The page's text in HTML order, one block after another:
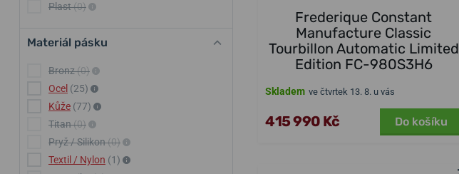
Plast(0)
Materiál pásku
Bronz(0)
Ocel (25)
Kůže (77)
Titan(0)
Pryž / Silikon(0)
Textil / Nylon (1)
Frederique Constant
Manufacture Classic
Tourbillon Automatic Limited
Edition FC-980S3H6
Skladem ve čtvrtek 13. 8. u vás
415 990 Kč Do košíku